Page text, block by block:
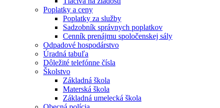
Poplatky a ceny
Poplatky za služby
Sadzobník správnych poplatkov
Cenník prenájmu spoločenskej sály
Odpadové hospodárstvo
Úradná tabuľa
Dôležité telefónne čísla
Školstvo
Základná škola
Materská škola
Základná umelecká škola